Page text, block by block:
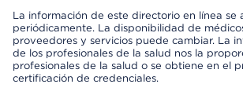
La información de este directorio en línea se
periódicamente. La disponibilidad de
proveedores y servicios puede cambiar. La
de los profesionales de la salud nos la
profesionales de la salud o se obtiene en el
certificación de credenciales.